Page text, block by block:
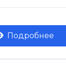
и виз) -...
Подробнее